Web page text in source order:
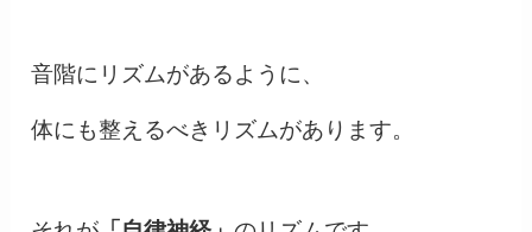
音階にリズムがあるように、
体にも整えるべきリズムがあります。